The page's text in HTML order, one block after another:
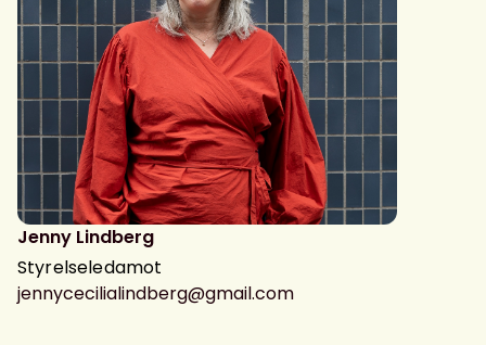
Jenny Lindberg
Styrelseledamot
jennycecilialindberg@gmail.com